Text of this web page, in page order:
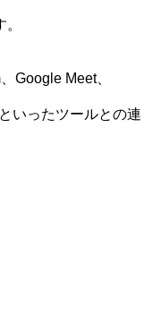
Google Meet、
いったツールとの連